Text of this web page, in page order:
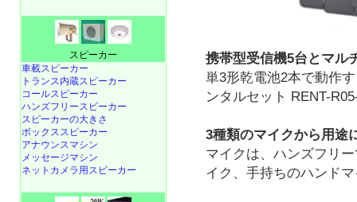
携帯型受信機5台とマル
単3形乾電池2本で動作
ンタルセット RENT-
3種類のマイクから用途
マイクは、ハンズフリ
イク、手持ちのハンド
スピーカー
車載スピーカー
トランス内蔵スピーカー
コールスピーカー
ハンズフリースピーカー
スピーカーの大きさ
ボックススピーカー
アナウンスマシン
メッセージマシン
ネットカメラ用スピーカー